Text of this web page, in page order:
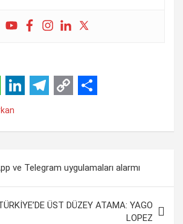
L
k
e
d
e
g
r
y
L
i
r
e
ve Telegram uygulamaları alarmı
ÜST DÜZEY ATAMA: YAGO
LOPEZ